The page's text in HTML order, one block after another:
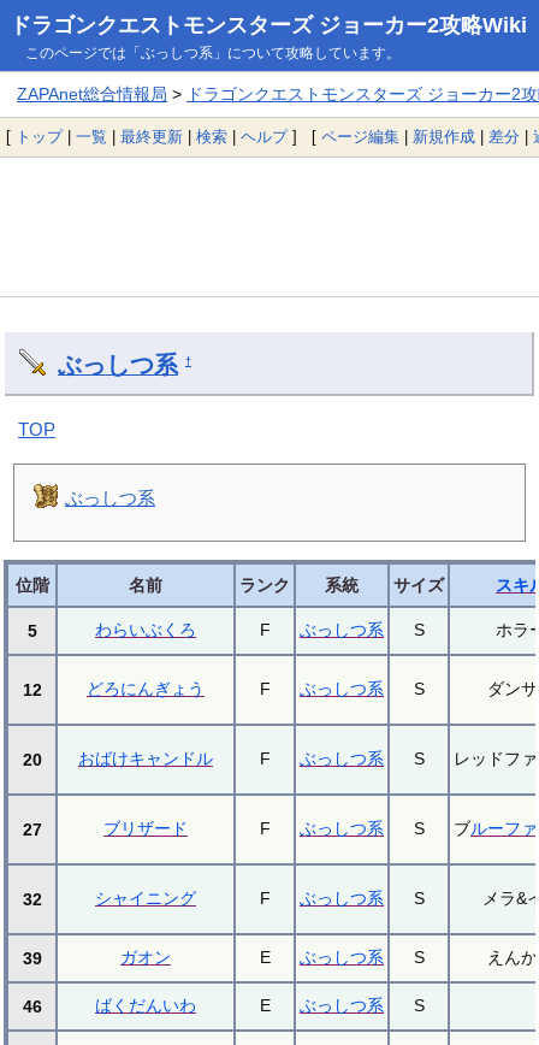
ドラゴンクエストモンスターズ ジョーカー2攻略Wiki
このページでは「ぶっしつ系」について攻略しています。
ZAPAnet総合情報局 > ドラゴンクエストモンスターズ ジョーカー2
[ トップ| 一覧 | 最終更新 | 検索 | ヘルプ] [ ページ編集 | 新規作成 | 差分 |
ぶっしつ系 †
TOP
ぶっしつ系
位階 名前 ランク 系統 サイズ スキ
5 わらいぶくろ F ぶっしつ系 S ホラ
12 どろにんぎょう F ぶっしつ系 S ダン
20 おばけキャンドル F ぶっしつ系 S レッドフ
27 ブリザード F ぶっしつ系 S ブルーファ
32 シャイニング F ぶっしつ系 S メラ&
39 ガオン E ぶっしつ系 S えん
46 ばくだんいわ E ぶっしつ系 S